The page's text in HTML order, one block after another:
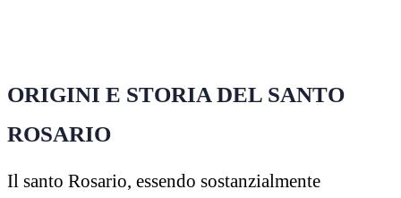
ORIGINI E STORIA DEL SANTO
ROSARIO
Il santo Rosario, essendo sostanzialmente